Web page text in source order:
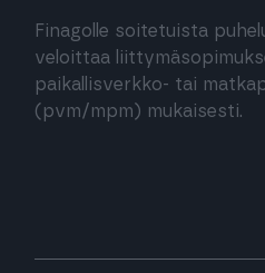
Finagolle soitetuista
veloittaa
paikallisverkko- tai
(pvm/mpm) mukaisesti.